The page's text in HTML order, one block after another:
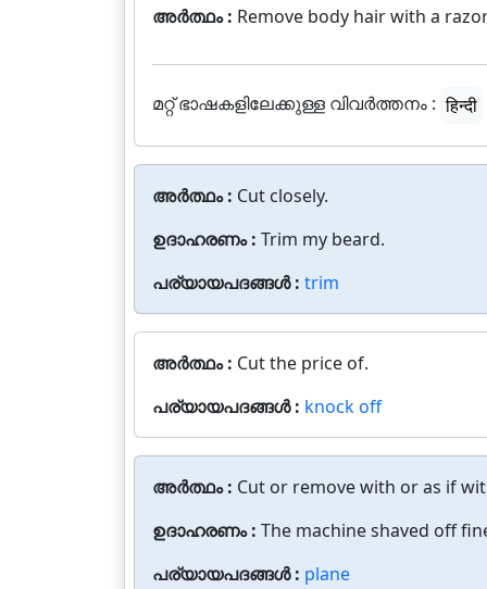
അർത്ഥം : Remove body hair with a
മറ്റ് ഭാഷകളിലേക്കുള്ള വിവർത്തനം : हिन्दी
അർത്ഥം : Cut closely.
ഉദാഹരണം : Trim my beard.
പര്യായപദങ്ങൾ : trim
അർത്ഥം : Cut the price of.
പര്യായപദങ്ങൾ : knock off
അർത്ഥം : Cut or remove with or as if
ഉദാഹരണം : The machine shaved off
പര്യായപദങ്ങൾ : plane